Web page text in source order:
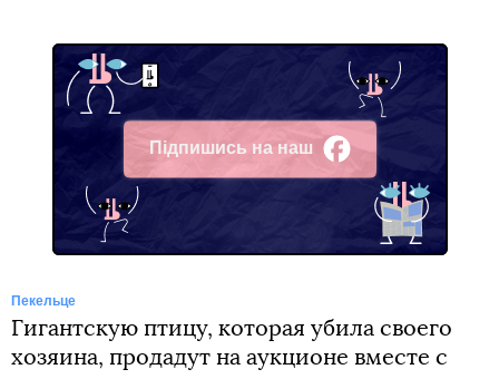
Підпишись на наш
Facebook
Пекельце
Гигантскую птицу, которая убила своего
хозяина, продадут на аукционе вместе с